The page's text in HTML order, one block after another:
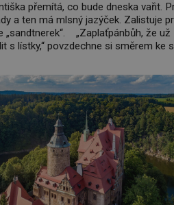
přemítá, co bude dneska vařit.
a ten má mlsný jazýček. Zalistuje
„sandtnerek“. „Zaplaťpánbůh, že už
s lístky,“ povzdechne si směrem ke
kvůli nedostatku zboží přídělový